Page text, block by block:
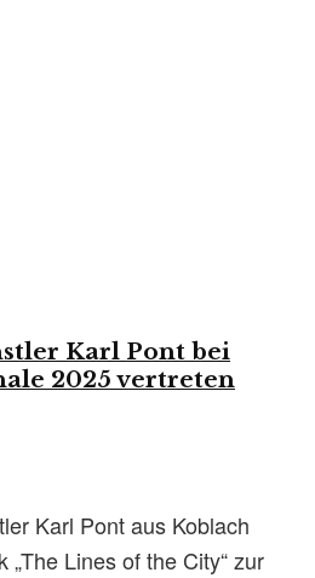
Karl Pont bei
2025 vertreten
Karl Pont aus Koblach
Lines of the City“ zur